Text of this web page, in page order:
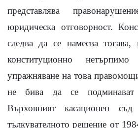
представлява
юридическа отговорност.
следва да се намесватогава,
конституционно
упражняване на това
не бива да се подминават
Върховният касационен
тълкувателното решение от